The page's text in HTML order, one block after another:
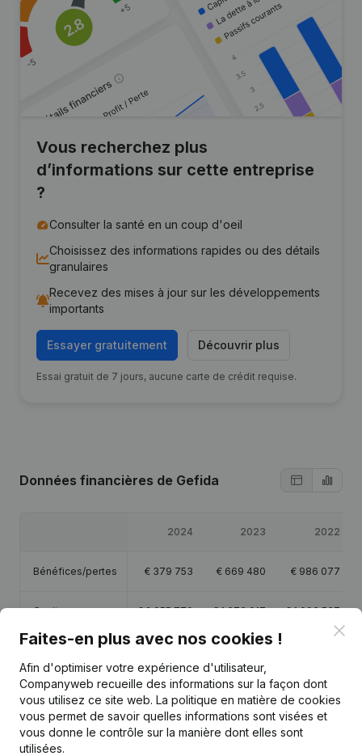
Vous recherchez plus
d’informations sur cette entreprise
?
Consulter la santé en un coup d'oeil
Choisissez des informations rapides ou des détails
granulaires
Recevez des mises à jour sur les développements
importants
Essayer gratuitement Découvrir plus
Essai gratuit de 7 jours, aucune carte de crédit requise.
Données financières de Gefida
2024 2023 2022
Bénéfices/pertes € 379 753 € 669 480 € 986 077
Capitaux propres €2 055 770 €1 676 017 €1 006 537
Publications
Faites-en plus avec nos cookies !
Afin d'optimiser votre expérience d'utilisateur,
Companyweb recueille des informations sur la façon dont
vous utilisez ce site web. La politique en matière de cookies
vous permet de savoir quelles informations sont visées et
vous donne le contrôle sur la manière dont elles sont
utilisées.